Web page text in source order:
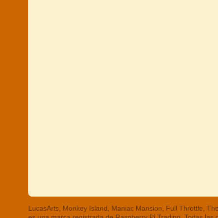
LucasArts, Monkey Island, Maniac Mansion, Full Throttle,